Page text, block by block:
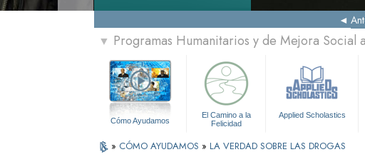
▼ Programas Humanitarios y de Mejora Social
Cómo Ayudamos
El Camino a la
Felicidad
Applied Scholastics
» CÓMO AYUDAMOS » LA VERDAD SOBRE LAS DROGAS